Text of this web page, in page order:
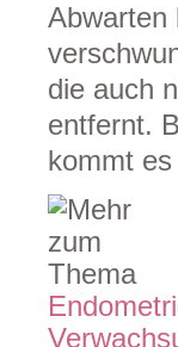
Abwarten
die auch
entfernt.
kommt